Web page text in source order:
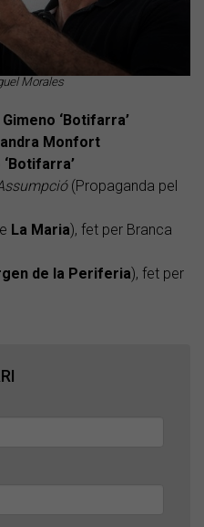
Morales
‘Botifarra’
Monfort
(Propaganda pel
La Maria), fet per Branca
de la Periferia), fet per